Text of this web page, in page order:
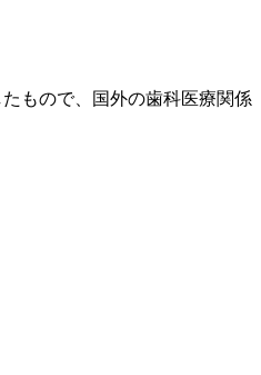
もので、国外の歯科医療関係